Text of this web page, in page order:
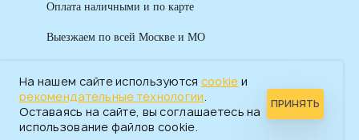
Оплата наличными и по карте
Выезжаем по всей Москве и МО
2026 САНТЕХПРОМ
На нашем сайте используются cookie и
рекомендательные технологии.
Оставаясь на сайте, вы соглашаетесь на
использование файлов cookie.
ПРИНЯТЬ